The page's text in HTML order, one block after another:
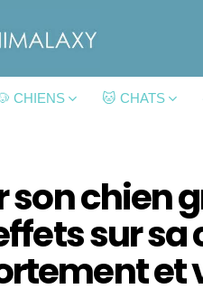
CHIENS 🐱 CHATS
son chien
sur
et